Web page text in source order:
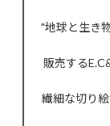
"地球と生き
販売する
繊細な切り